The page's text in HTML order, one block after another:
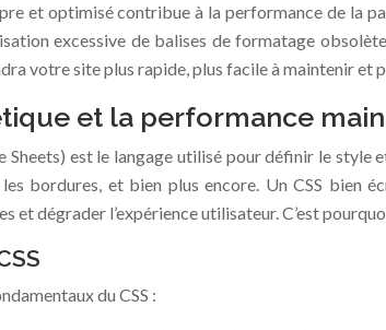
et optimisé contribue à la performance de la
excessive de balises de formatage
votre site plus rapide, plus facile à maintenir et
et la performance
Sheets) est le langage utilisé pour définir le
bordures, et bien plus encore. Un CSS bien
et dégrader l’expérience utilisateur. C’est
du CSS :